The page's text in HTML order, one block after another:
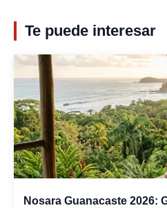
Te puede interesar
Nosara Guanacaste 2026: